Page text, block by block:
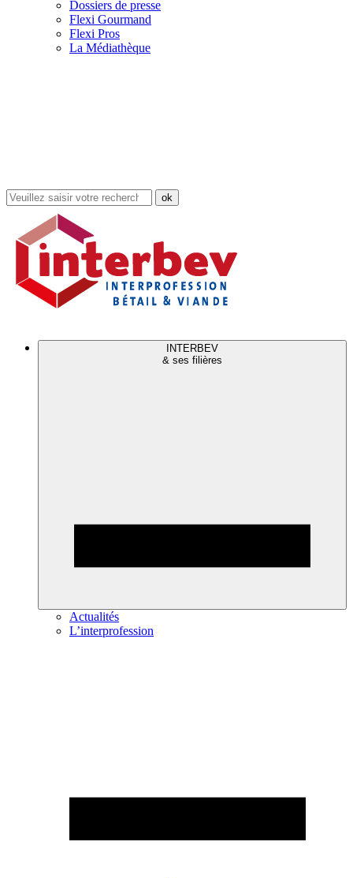
Dossiers de presse
Flexi Gourmand
Flexi Pros
La Médiathèque
Rechercher
dans
site
INTERBEV
& ses filières
Actualités
L’interprofession